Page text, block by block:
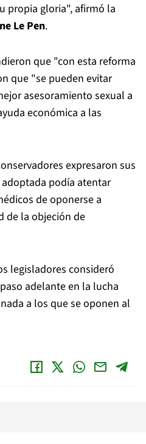
propia gloria", afirmó la
Le Pen.
que "con esta reforma
que "se pueden evitar
asesoramiento sexual a
económica a las
expresaron sus
podía atentar
de oponerse a
de la objeción de
legisladores consideró
adelante en la lucha
a los que se oponen al